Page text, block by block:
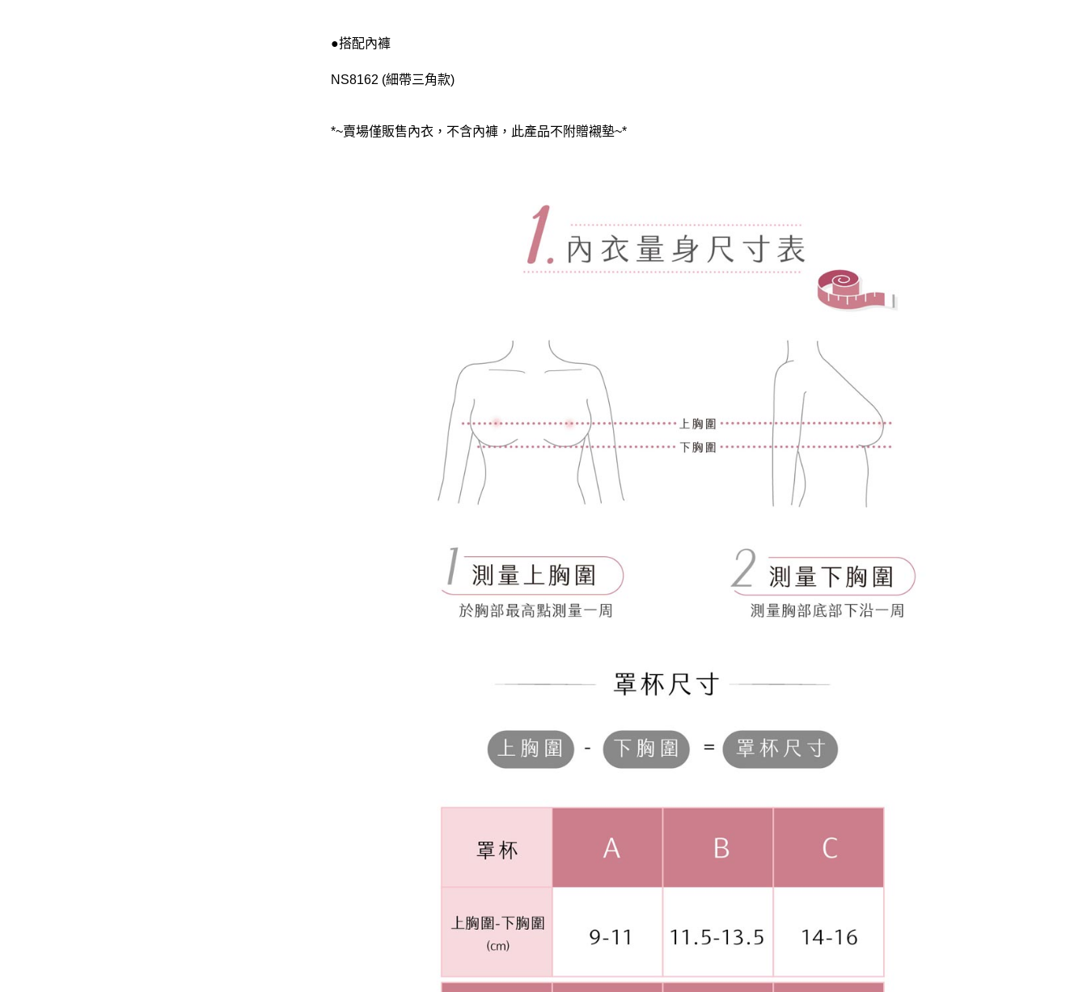
●搭配內褲
NS8162 (細帶三角款)
*~賣場僅販售內衣，不含內褲，此產品不附贈襯墊~*